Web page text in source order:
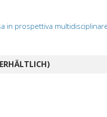
in prospettiva